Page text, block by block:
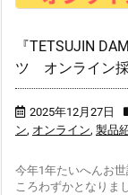
『TETSUJIN
ツ オンライン
2025年12月27日
ン, オンライン, 製品
今年1年たいへんお
ころわずかとなりま